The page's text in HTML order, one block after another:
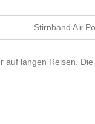
Stirnband Air
langen Reisen.